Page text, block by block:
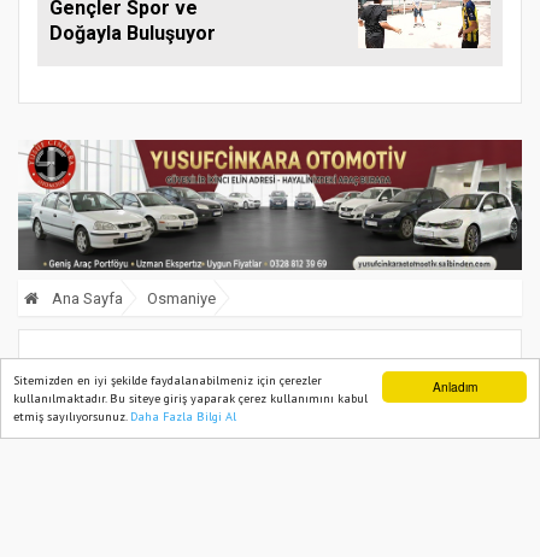
Anladım
Sitemizden en iyi şekilde faydalanabilmeniz için çerezler
kullanılmaktadır. Bu siteye giriş yaparak çerez kullanımını kabul
etmiş sayılıyorsunuz. Daha Fazla Bilgi Al
Gençler Spor ve
Doğayla Buluşuyor
Ana Sayfa Osmaniye
Kahramanmaraş Merkezli 4.8’lik
Deprem: Osmaniye’de Kısa Süreli Panik
Ana Sayfa Web TV